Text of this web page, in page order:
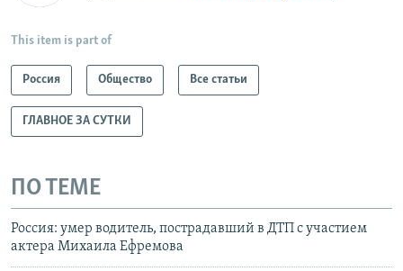
This item is part of
Россия Общество Все статьи
ГЛАВНОЕ ЗА СУТКИ
ПО ТЕМЕ
Россия: умер водитель, пострадавший в ДТП с участием
актера Михаила Ефремова